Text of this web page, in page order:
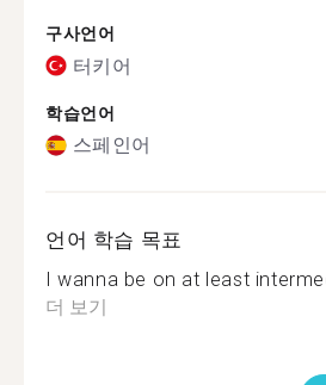
구사언어
터키어
학습언어
스페인어
언어 학습 목표
I wanna be on at least
더 보기